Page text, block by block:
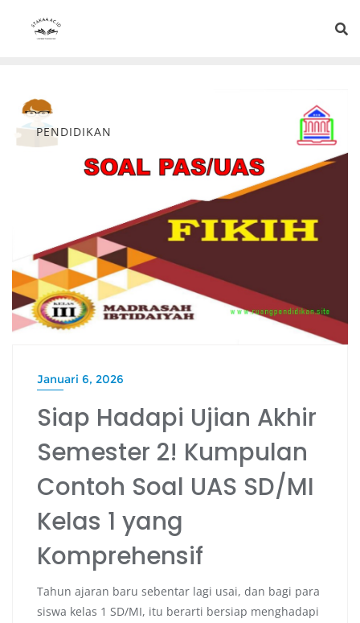
PENDIDIKAN
Januari 6, 2026
Siap Hadapi Ujian Akhir
Semester 2! Kumpulan
Contoh Soal UAS SD/MI
Kelas 1 yang
Komprehensif
Tahun ajaran baru sebentar lagi usai, dan bagi para
siswa kelas 1 SD/MI, itu berarti bersiap menghadapi